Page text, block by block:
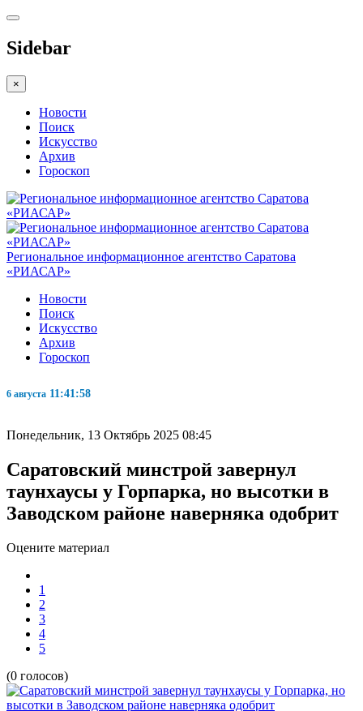
Sidebar
×
Новости
Поиск
Искусство
Архив
Гороскоп
Региональное информационное агентство Саратова
«РИАСАР»
Новости
Поиск
Искусство
Архив
Гороскоп
6 августа 11:41:59
Понедельник, 13 Октябрь 2025 08:45
Саратовский минстрой завернул
таунхаусы у Горпарка, но высотки в
Заводском районе наверняка одобрит
Оцените материал
1
2
3
4
5
(0 голосов)